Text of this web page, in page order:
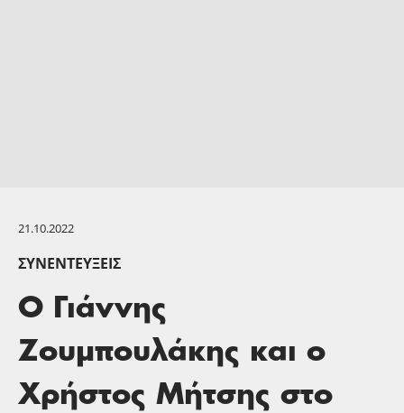
21.10.2022
ΣΥΝΕΝΤΕΎΞΕΙΣ
Ο Γιάννης
Ζουμπουλάκης και ο
Χρήστος Μήτσης στο